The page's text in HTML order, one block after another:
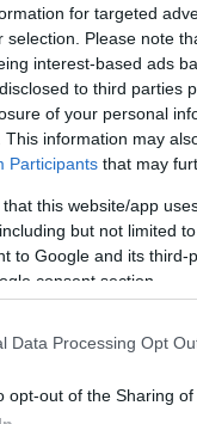
for targeted
selection. Please note
interest-based ads
to third parties
of your personal
This information may
Participants that may
that this website/app
but not limited
to Google and its
consent section.
Data Processing Opt
opt-out of the Sharing of
a
hulladék
tartózkodók
Sérülés
délben
egy embert
könnyű sérültje